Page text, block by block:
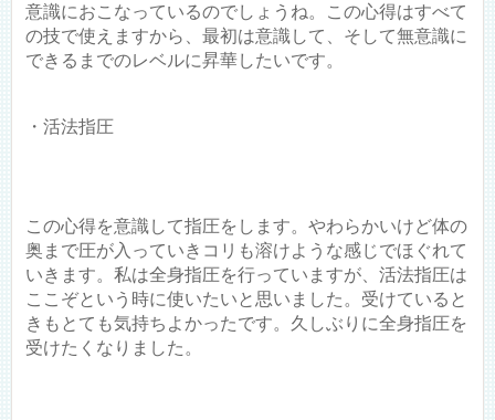
意識におこなっているのでしょうね。この心得はすべて
の技で使えますから、最初は意識して、そして無意識に
できるまでのレベルに昇華したいです。
・活法指圧
この心得を意識して指圧をします。やわらかいけど体の
奥まで圧が入っていきコリも溶けような感じでほぐれて
いきます。私は全身指圧を行っていますが、活法指圧は
ここぞという時に使いたいと思いました。受けていると
きもとても気持ちよかったです。久しぶりに全身指圧を
受けたくなりました。